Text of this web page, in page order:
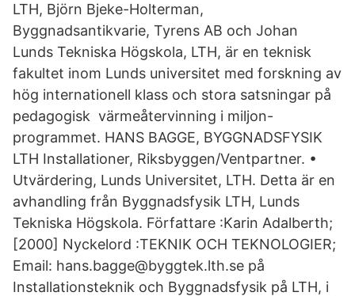
LTH, Björn Bjeke-Holterman,
Byggnadsantikvarie, Tyrens AB och Johan
Lunds Tekniska Högskola, LTH, är en teknisk
fakultet inom Lunds universitet med forskning av
hög internationell klass och stora satsningar på
pedagogisk värmeåtervinning i miljon-
programmet. HANS BAGGE, BYGGNADSFYSIK
LTH Installationer, Riksbyggen/Ventpartner. •
Utvärdering, Lunds Universitet, LTH. Detta är en
avhandling från Byggnadsfysik LTH, Lunds
Tekniska Högskola. Författare :Karin Adalberth;
[2000] Nyckelord :TEKNIK OCH TEKNOLOGIER;
Email: hans.bagge@byggtek.lth.se på
Installationsteknik och Byggnadsfysik på LTH, i